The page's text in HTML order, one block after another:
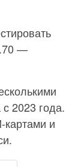
—
2023 года.
картами и